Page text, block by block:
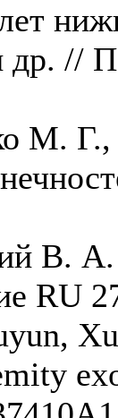
//
М. Г.,
В. А.
RU